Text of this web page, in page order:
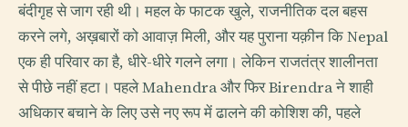
बंदीगृह से जाग रही थी। महल के फाटक खुले, राजनीतिक दल बहस
करने लगे, अख़बारों को आवाज़ मिली, और यह पुराना यक़ीन कि Nepal
एक ही परिवार का है, धीरे-धीरे गलने लगा। लेकिन राजतंत्र शालीनता
से पीछे नहीं हटा। पहले Mahendra और फिर Birendra ने शाही
अधिकार बचाने के लिए उसे नए रूप में ढालने की कोशिश की, पहले